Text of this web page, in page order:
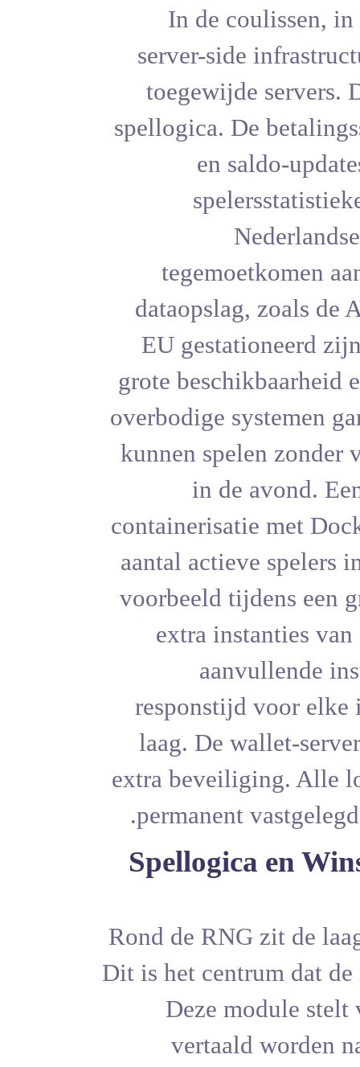
In de
server-
spellogica.
en
EU
grote
overbodige
kunnen
in
aantal
voorbeeld
extra
laag. De
extra
Rond de
Dit is het
Deze